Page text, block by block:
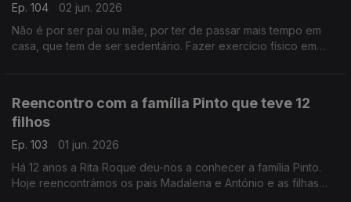
Ep. 104
02 jun. 2026
Não é por ser pai ou mãe, por ter de passar mais tempo em
casa, que tem de ser sedentário. Fazer exercício físico em
Reencontro com a família Pinto que teve 12
filhos
Ep. 103
01 jun. 2026
Há 12 anos a Rita Roque deu-nos a conhecer a família Pinto.
Hoje reencontrámos os pais Madalena e António e as filhas